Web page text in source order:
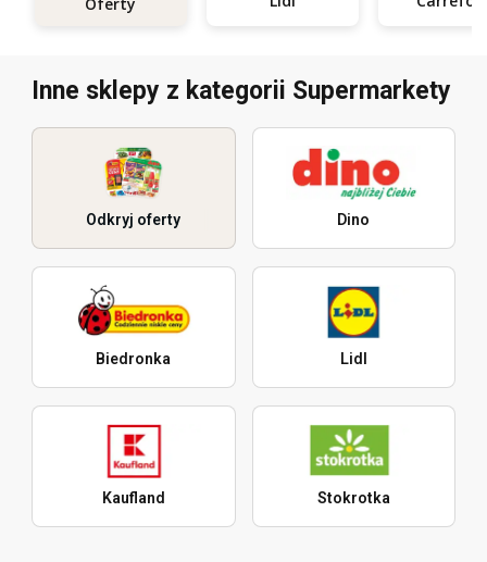
Inne sklepy z kategorii Supermarkety
Odkryj oferty Dino
Biedronka Lidl
Kaufland Stokrotka